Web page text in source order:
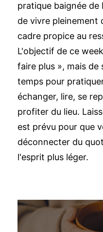
pratique baignée
de vivre pleinement
cadre propice au
L'objectif de ce
faire plus », mais
temps pour
échanger, lire, se
profiter du lieu.
est prévu pour que
déconnecter du
l'esprit plus léger.